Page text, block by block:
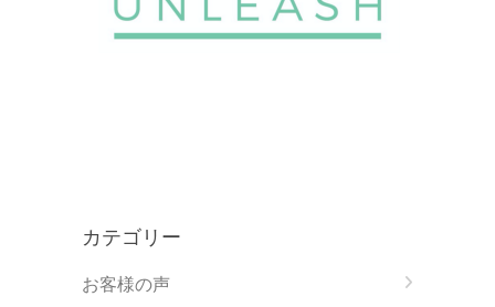
カテゴリー
お客様の声